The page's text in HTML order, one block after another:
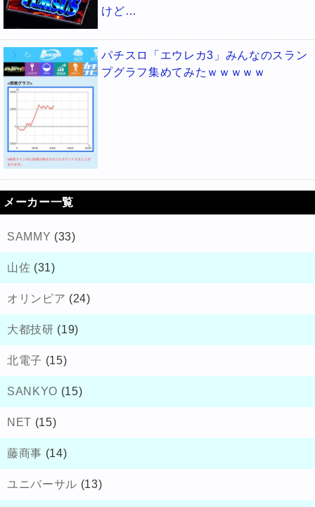
けど…
パチスロ「エウレカ3」みんなのスラン
プグラフ集めてみたｗｗｗｗｗ
メーカー一覧
SAMMY (33)
山佐 (31)
オリンピア (24)
大都技研 (19)
北電子 (15)
SANKYO (15)
NET (15)
藤商事 (14)
ユニバーサル (13)